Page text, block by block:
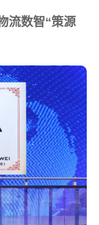
流数智“策源